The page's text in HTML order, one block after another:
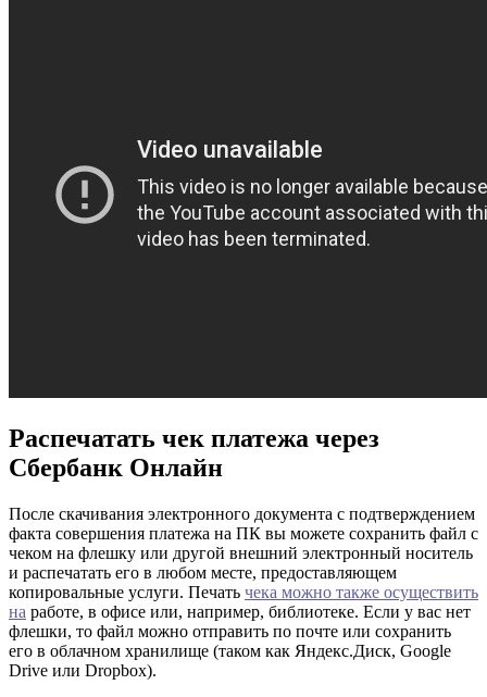
Распечатать чек платежа через
Сбербанк Онлайн
После скачивания электронного документа с подтверждением
факта совершения платежа на ПК вы можете сохранить файл с
чеком на флешку или другой внешний электронный носитель
и распечатать его в любом месте, предоставляющем
копировальные услуги. Печать чека можно также осуществить
на работе, в офисе или, например, библиотеке. Если у вас нет
флешки, то файл можно отправить по почте или сохранить
его в облачном хранилище (таком как Яндекс.Диск, Google
Drive или Dropbox).